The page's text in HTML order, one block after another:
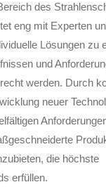
des
eng mit Experten
Lösungen zu
und
werden. Durch
neuer
die höchste
erfüllen.